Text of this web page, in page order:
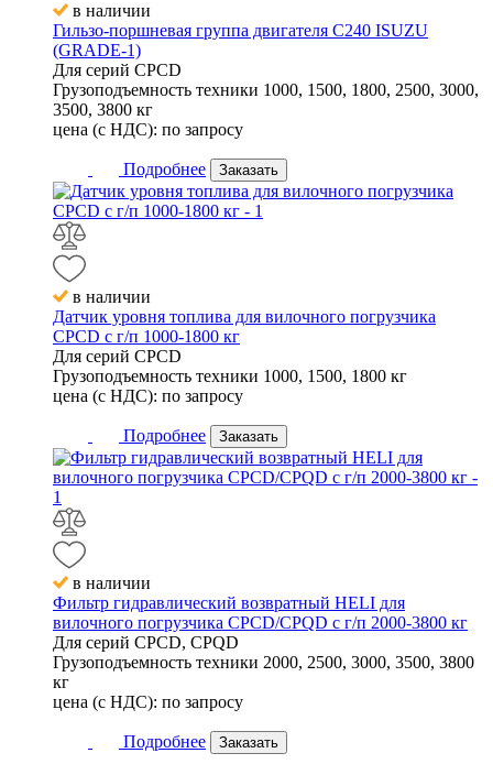
в наличии
Гильзо-поршневая группа двигателя C240 ISUZU
(GRADE-1)
Для серий CPCD
Грузоподъемность техники 1000, 1500, 1800, 2500, 3000,
3500, 3800 кг
цена (с НДС): по запросу
Подробнее Заказать
в наличии
Датчик уровня топлива для вилочного погрузчика
CPCD с г/п 1000-1800 кг
Для серий CPCD
Грузоподъемность техники 1000, 1500, 1800 кг
цена (с НДС): по запросу
Подробнее Заказать
в наличии
Фильтр гидравлический возвратный HELI для
вилочного погрузчика CPCD/CPQD с г/п 2000-3800 кг
Для серий CPCD, CPQD
Грузоподъемность техники 2000, 2500, 3000, 3500, 3800
кг
цена (с НДС): по запросу
Подробнее Заказать